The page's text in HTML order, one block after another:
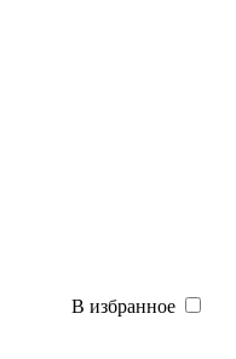
В избранное